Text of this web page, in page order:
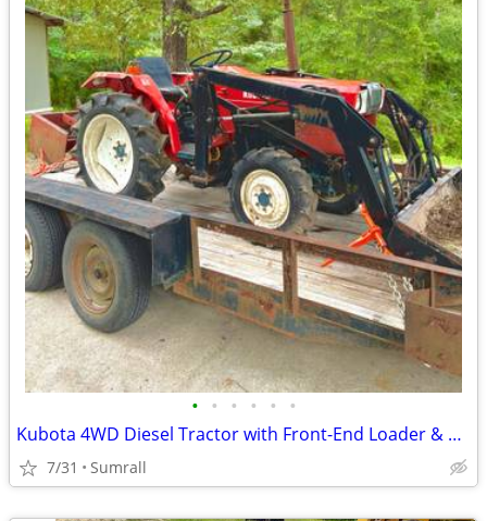
• • • • • •
Kubota 4WD Diesel Tractor with Front-End Loader & Box Blade – Runs Great
7/31 Sumrall